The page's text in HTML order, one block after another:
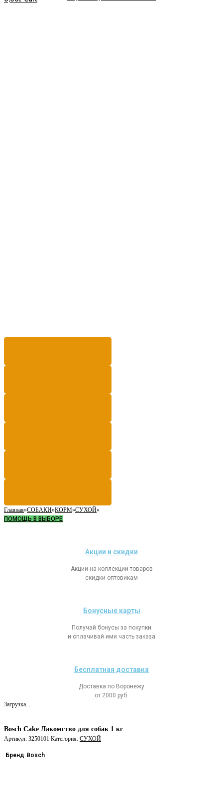
Главная»СОБАКИ»КОРМ»СУХОЙ»
ПОМОЩЬ В ВЫБОРЕ
Акции и скидки
Акции на коллекции товаров
скидки оптовикам
Бонусные карты
Получай бонусы за покупки
и оплачивай ими часть заказа
Бесплатная доставка
Доставка по Воронежу
от 2000 руб.
Загрузка...
Bosch Cake Лакомство для собак 1 кг
Артикул: 3250101 Категория: СУХОЙ
Бренд Bosch